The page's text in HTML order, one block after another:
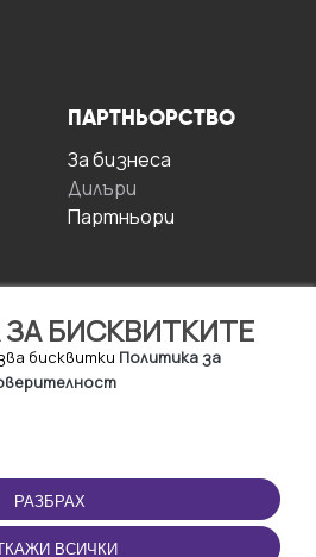
БИСКВИТКИТЕ
бисквитки Политика за
РАЗБРАХ
ВСИЧКИ
ПАРТНЬОРСТВО
За бизнесa
Дилъри
Партньори
ПРИЛОЖЕНИЕТО